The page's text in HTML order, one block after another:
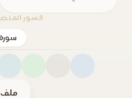
السور
سورة
ملف